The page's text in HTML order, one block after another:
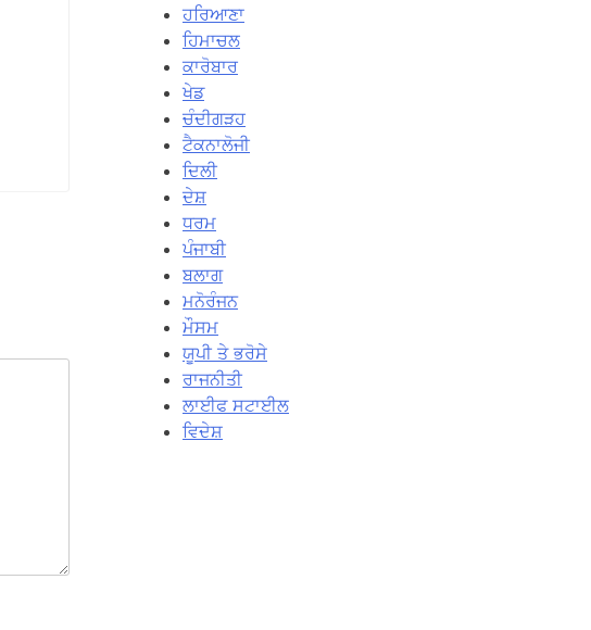
ਹਰਿਆਣਾ
ਹਿਮਾਚਲ
ਕਾਰੋਬਾਰ
ਖੇਡ
ਚੰਦੀਗੜਹ
ਟੈਕਨਾਲੋਜੀ
ਦਿਲੀ
ਦੇਸ਼
ਧਰਮ
ਪੰਜਾਬੀ
ਬਲਾਗ
ਮਨੋਰੰਜਨ
ਮੌਸਮ
ਯੂਪੀ ਤੇ ਭਰੋਸੇ
ਰਾਜਨੀਤੀ
ਲਾਈਫ ਸਟਾਈਲ
ਵਿਦੇਸ਼